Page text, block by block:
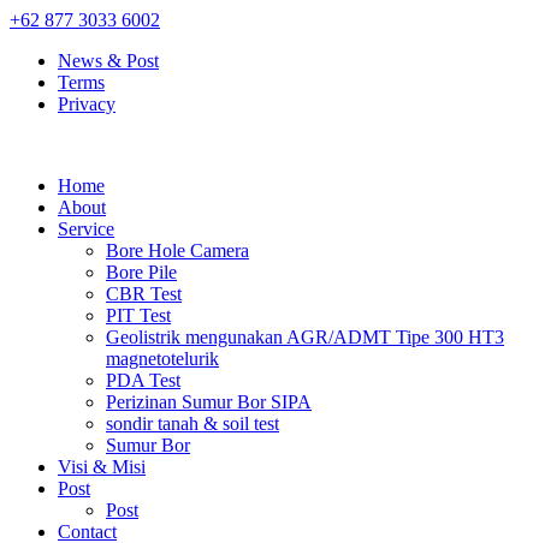
+62 877 3033 6002
News & Post
Terms
Privacy
Home
About
Service
Bore Hole Camera
Bore Pile
CBR Test
PIT Test
Geolistrik mengunakan AGR/ADMT Tipe 300 HT3
magnetotelurik
PDA Test
Perizinan Sumur Bor SIPA
sondir tanah & soil test
Sumur Bor
Visi & Misi
Post
Post
Contact